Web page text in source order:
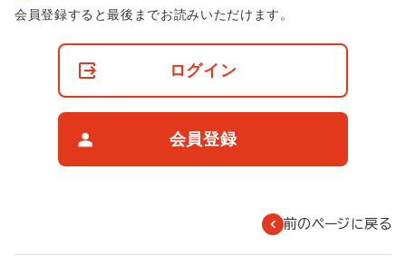
非
会員登録すると最後までお読みいただけます。
ログイン
会員登録
前のページに戻る